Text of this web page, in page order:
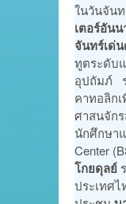
ในวันจัน
เตอร์อัน
จันทร์เด่น
ทูตระดับ
อุปถัมภ์
คาทอลิก
ศาสนจัก
นักศึกษา
Center
โกยดุลย์
ประเทศ